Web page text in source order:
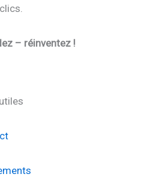
– réinventez !